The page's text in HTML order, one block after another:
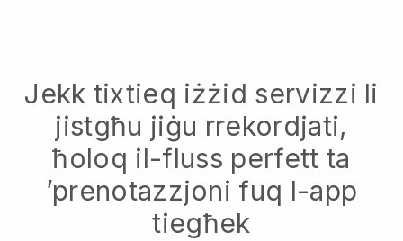
Jekk tixtieq iżżid servizzi li
jistgħu jiġu rrekordjati,
ħoloq il-fluss perfett ta
’prenotazzjoni fuq l-app
tiegħek